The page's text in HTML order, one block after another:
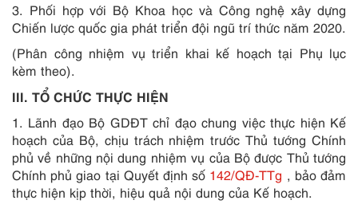
3. Phối hợp với Bộ Khoa học và Công nghệ xây dựng
Chiến lược quốc gia phát triển đội ngũ trí thức năm 2020.
(Phân công nhiệm vụ triển khai kế hoạch tại Phụ lục
kèm theo).
III. TỔ CHỨC THỰC HIỆN
1. Lãnh đạo Bộ GDĐT chỉ đạo chung việc thực hiện Kế
hoạch của Bộ, chịu trách nhiệm trước Thủ tướng Chính
phủ về những nội dung nhiệm vụ của Bộ được Thủ tướng
Chính phủ giao tại Quyết định số 142/QĐ-TTg , bảo đảm
thực hiện kịp thời, hiệu quả nội dung của Kế hoạch.